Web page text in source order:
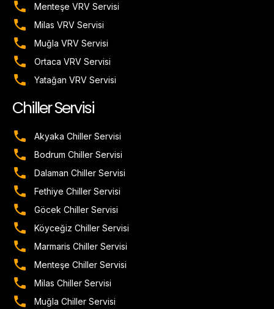
Menteşe VRV Servisi
Milas VRV Servisi
Muğla VRV Servisi
Ortaca VRV Servisi
Yatağan VRV Servisi
Chiller Servisi
Akyaka Chiller Servisi
Bodrum Chiller Servisi
Dalaman Chiller Servisi
Fethiye Chiller Servisi
Göcek Chiller Servisi
Köyceğiz Chiller Servisi
Marmaris Chiller Servisi
Menteşe Chiller Servisi
Milas Chiller Servisi
Muğla Chiller Servisi